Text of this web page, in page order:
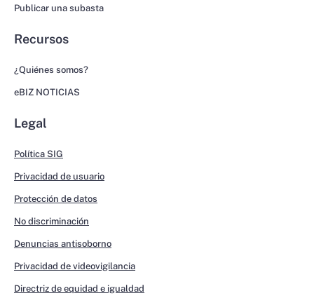
Publicar una subasta
Recursos
¿Quiénes somos?
eBIZ NOTICIAS
Legal
Política SIG
Privacidad de usuario
Protección de datos
No discriminación
Denuncias antisoborno
Privacidad de videovigilancia
Directriz de equidad e igualdad